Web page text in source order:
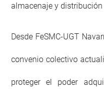
almacenaje y
Desde FeSMC-UGT
convenio colectivo
proteger el poder